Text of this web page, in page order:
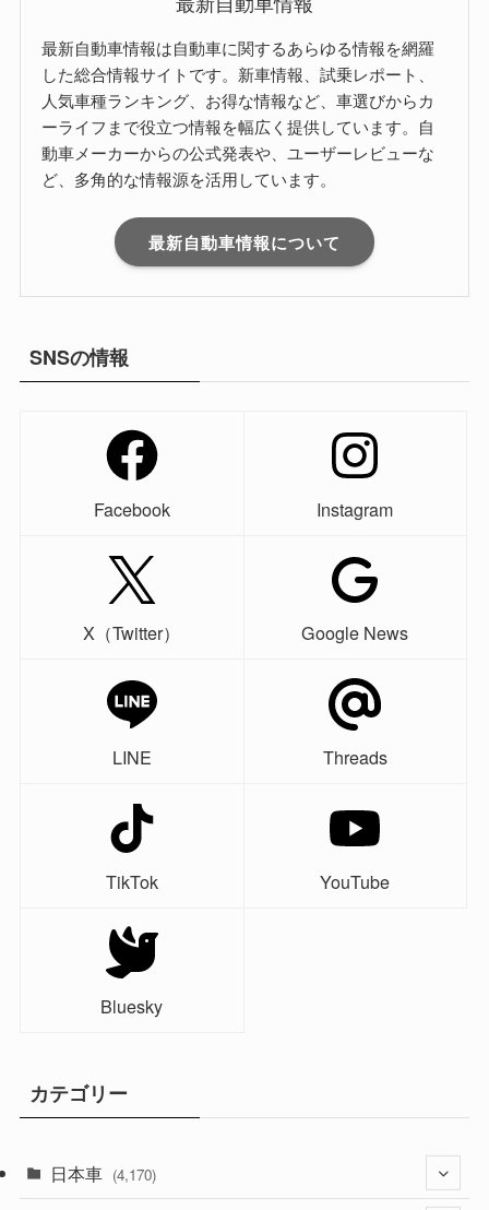
最新自動車情報は自動車に関するあらゆる情報を網羅
した総合情報サイトです。新車情報、試乗レポート、
人気車種ランキング、お得な情報など、車選びからカ
ーライフまで役立つ情報を幅広く提供しています。自
動車メーカーからの公式発表や、ユーザーレビューな
ど、多角的な情報源を活用しています。
最新自動車情報について
SNSの情報
Facebook Instagram
X（Twitter） Google News
LINE Threads
TikTok YouTube
Bluesky
カテゴリー
日本車 (4,170)